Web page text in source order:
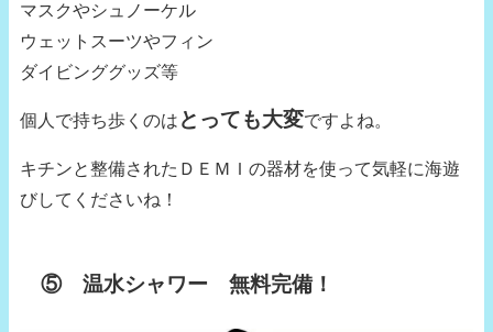
マスクやシュノーケル
ウェットスーツやフィン
ダイビンググッズ等
個人で持ち歩くのは とっても大変ですよね。
キチンと整備されたＤＥＭＩの器材を使って気軽に海遊
びしてくださいね！
⑤ 温水シャワー 無料完備！